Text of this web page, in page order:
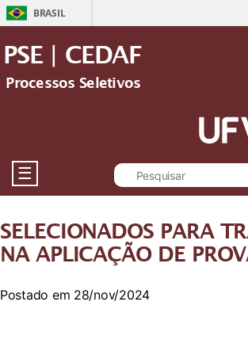
BRASIL
Acesso
PSE | CEDAF
Processos Seletivos
☰
SELECIONADOS PARA
NA APLICAÇÃO DE
Postado em 28/nov/2024